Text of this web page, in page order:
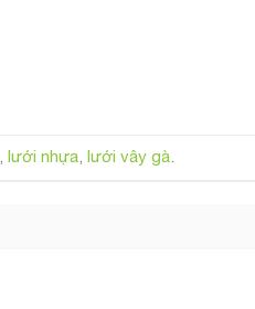
lưới nhựa lưới vây gà